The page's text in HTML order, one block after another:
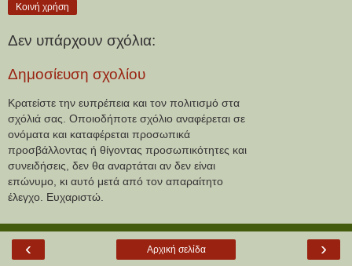
Κοινή χρήση
Δεν υπάρχουν σχόλια:
Δημοσίευση σχολίου
Κρατείστε την ευπρέπεια και τον πολιτισμό στα
σχόλιά σας. Οποιοδήποτε σχόλιο αναφέρεται σε
ονόματα και καταφέρεται προσωπικά
προσβάλλοντας ή θίγοντας προσωπικότητες και
συνειδήσεις, δεν θα αναρτάται αν δεν είναι
επώνυμο, κι αυτό μετά από τον απαραίτητο
έλεγχο. Ευχαριστώ.
‹ ›
Αρχική σελίδα